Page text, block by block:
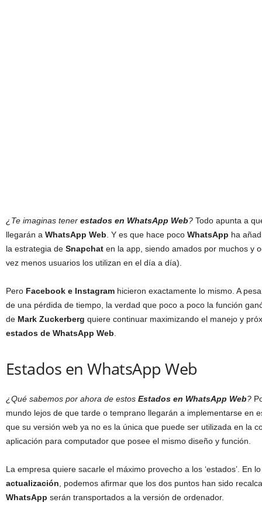
¿Te imaginas tener estados en WhatsApp Web? Todo apunta a
llegarán a WhatsApp Web . Y es que hace poco WhatsApp ha
la estrategia de Snapchat en la app, siendo amados por muchos y
vez menos usuarios los utilizan en el día a día).
Pero Facebook e Instagram hicieron exactamente lo mismo. A
de una pérdida de tiempo, la verdad que poco a poco la función
de Mark Zuckerberg quiere continuar maximizando el manejo y
estados de WhatsApp Web
Estados en WhatsApp Web
¿Qué sabemos por ahora de estos Estados en WhatsApp Web?
mundo lejos de que tarde o temprano llegarán a implementarse en
que su versión web ya no es la única que puede ser utilizada en la
aplicación para computador que posee el mismo diseño y función.
La empresa quiere sacarle el máximo provecho a los ‘estados’. En
actualización , podemos afirmar que los dos puntos han sido
WhatsApp serán transportados a la versión de ordenador.